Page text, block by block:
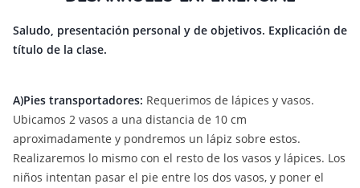
Saludo, presentación personal y de objetivos. Explicación de
título de la clase.
A)Pies transportadores: Requerimos de lápices y vasos.
Ubicamos 2 vasos a una distancia de 10 cm
aproximadamente y pondremos un lápiz sobre estos.
Realizaremos lo mismo con el resto de los vasos y lápices. Los
niños intentan pasar el pie entre los dos vasos, y poner el